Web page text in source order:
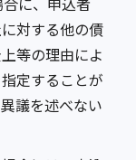
対する他の債
等の理由によ
定することが
議を述べない